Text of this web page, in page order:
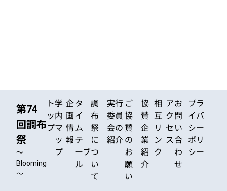
第74
回調布
祭
～
Blooming
～
ト
ッ
プ
学
内
マ
ッ
プ
企
画
情
報
タ
イ
ム
テ
ーブ
ル
調
布
祭
に
つ
い
て
実行
委員
会の
紹介
ご
協
賛
の
お
願
い
協
賛
企
業
紹
介
相
互
リ
ン
ク
ア
ク
セ
ス
お
問
い
合
わ
せ
プラ
イバ
シー
ポリ
シー